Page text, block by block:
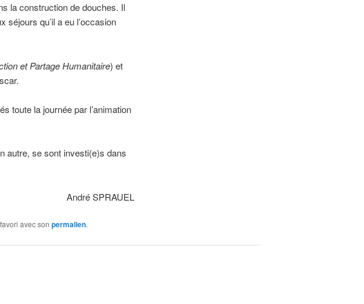
la construction de douches. Il
qu’il a eu l’occasion
et Partage Humanitaire) et
toute la journée par l’animation
autre, se sont investi(e)s dans
André SPRAUEL
avec son permalien.